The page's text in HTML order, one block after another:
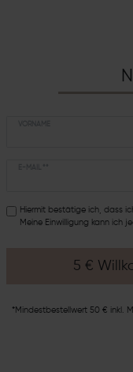
Hiermit bestätige ich, dass
Meine Einwilligung kann ich
5 €
*Mindestbestellwert 50 € inkl.